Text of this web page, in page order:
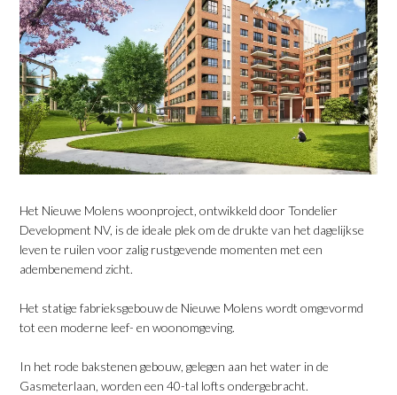
Het Nieuwe Molens woonproject, ontwikkeld door Tondelier
Development NV, is de ideale plek om de drukte van het dagelijkse
leven te ruilen voor zalig rustgevende momenten met een
adembenemend zicht.
Het statige fabrieksgebouw de Nieuwe Molens wordt omgevormd
tot een moderne leef- en woonomgeving.
In het rode bakstenen gebouw, gelegen aan het water in de
Gasmeterlaan, worden een 40-tal lofts ondergebracht.